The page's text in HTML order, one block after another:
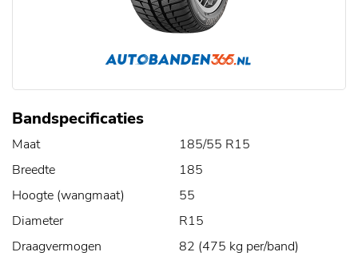
Bandspecificaties
Maat
185/55 R15
Breedte
185
Hoogte (wangmaat)
55
Diameter
R15
Draagvermogen
82 (475 kg per/band)